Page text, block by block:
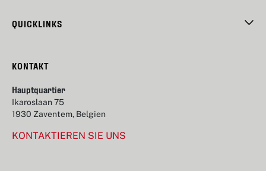
QUICKLINKS
KONTAKT
Hauptquartier
Ikaroslaan 75
1930 Zaventem, Belgien
KONTAKTIEREN SIE UNS